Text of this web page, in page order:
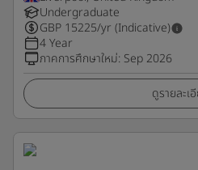
Undergraduate
GBP 15225/yr (Indicative)
4 Year
ภาคการศึกษาใหม่: Sep 2026
ดูรายละเ